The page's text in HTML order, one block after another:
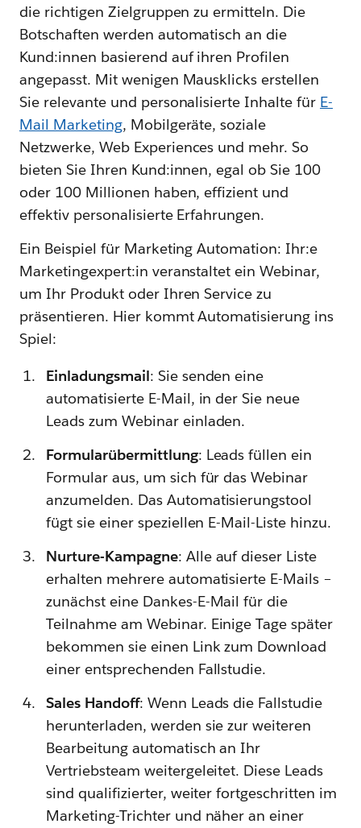
die richtigen Zielgruppen zu ermitteln. Die
Botschaften werden automatisch an die
Kund:innen basierend auf ihren Profilen
angepasst. Mit wenigen Mausklicks erstellen
Sie relevante und personalisierte Inhalte für E-
Mail Marketing, Mobilgeräte, soziale
Netzwerke, Web Experiences und mehr. So
bieten Sie Ihren Kund:innen, egal ob Sie 100
oder 100 Millionen haben, effizient und
effektiv personalisierte Erfahrungen.
Ein Beispiel für Marketing Automation: Ihr:e
Marketingexpert:in veranstaltet ein Webinar,
um Ihr Produkt oder Ihren Service zu
präsentieren. Hier kommt Automatisierung ins
Spiel:
Einladungsmail: Sie senden eine
automatisierte E-Mail, in der Sie neue
Leads zum Webinar einladen.
Formularübermittlung: Leads füllen ein
Formular aus, um sich für das Webinar
anzumelden. Das Automatisierungstool
fügt sie einer speziellen E-Mail-Liste hinzu.
Nurture-Kampagne: Alle auf dieser Liste
erhalten mehrere automatisierte E-Mails –
zunächst eine Dankes-E-Mail für die
Teilnahme am Webinar. Einige Tage später
bekommen sie einen Link zum Download
einer entsprechenden Fallstudie.
Sales Handoff: Wenn Leads die Fallstudie
herunterladen, werden sie zur weiteren
Bearbeitung automatisch an Ihr
Vertriebsteam weitergeleitet. Diese Leads
sind qualifizierter, weiter fortgeschritten im
Marketing-Trichter und näher an einer